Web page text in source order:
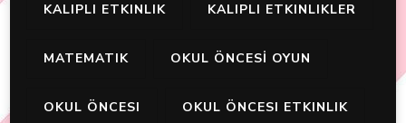
KALIPLI ETKINLIK KALIPLI ETKINLIKLER
MATEMATIK OKUL ÖNCESİ OYUN
OKUL ÖNCESI OKUL ÖNCESI ETKINLIK